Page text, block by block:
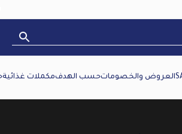
العروض والخصوماتحسب الهدفمكملات غذائية